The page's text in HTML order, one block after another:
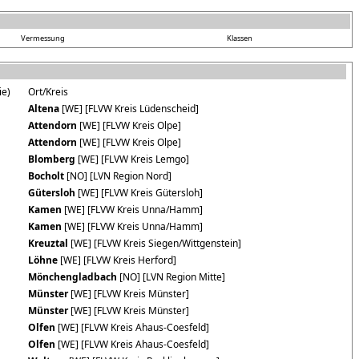
Vermessung Klassen
Ort/Kreis
Altena [WE] [FLVW Kreis Lüdenscheid]
Attendorn [WE] [FLVW Kreis Olpe]
Attendorn [WE] [FLVW Kreis Olpe]
Blomberg [WE] [FLVW Kreis Lemgo]
Bocholt [NO] [LVN Region Nord]
Gütersloh [WE] [FLVW Kreis Gütersloh]
Kamen [WE] [FLVW Kreis Unna/Hamm]
Kamen [WE] [FLVW Kreis Unna/Hamm]
Kreuztal [WE] [FLVW Kreis Siegen/Wittgenstein]
Löhne [WE] [FLVW Kreis Herford]
Mönchengladbach [NO] [LVN Region Mitte]
Münster[WE] [FLVW Kreis Münster]
Münster[WE] [FLVW Kreis Münster]
Olfen [WE] [FLVW Kreis Ahaus-Coesfeld]
Olfen [WE] [FLVW Kreis Ahaus-Coesfeld]